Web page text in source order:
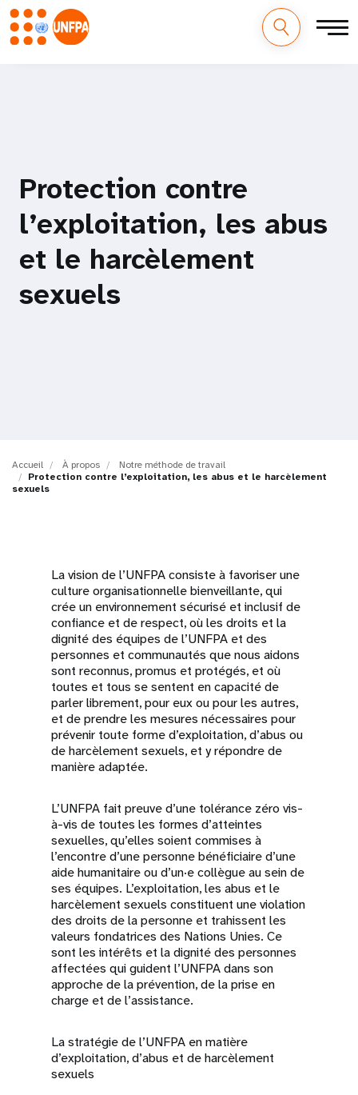
o
n
Protection contre
l’exploitation, les abus
et le harcèlement
sexuels
Accueil À propos
Notre méthode de travail
Protection contre l’exploitation, les abus et le harcèlement
sexuels
La vision de l’UNFPA consiste à favoriser une
culture organisationnelle bienveillante, qui
crée un environnement sécurisé et inclusif de
confiance et de respect, où les droits et la
dignité des équipes de l’UNFPA et des
personnes et communautés que nous aidons
sont reconnus, promus et protégés, et où
toutes et tous se sentent en capacité de
parler librement, pour eux ou pour les autres,
et de prendre les mesures nécessaires pour
prévenir toute forme d’exploitation, d’abus ou
de harcèlement sexuels, et y répondre de
manière adaptée.
L’UNFPA fait preuve d’une tolérance zéro vis-
à-vis de toutes les formes d’atteintes
sexuelles, qu’elles soient commises à
l’encontre d’une personne bénéficiaire d’une
aide humanitaire ou d’un·e collègue au sein de
ses équipes. L’exploitation, les abus et le
harcèlement sexuels constituent une violation
des droits de la personne et trahissent les
valeurs fondatrices des Nations Unies. Ce
sont les intérêts et la dignité des personnes
affectées qui guident l’UNFPA dans son
approche de la prévention, de la prise en
charge et de l’assistance.
La stratégie de l’UNFPA en matière
d’exploitation, d’abus et de harcèlement
sexuels